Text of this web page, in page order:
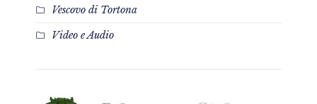
Vescovo di Tortona
Video e Audio